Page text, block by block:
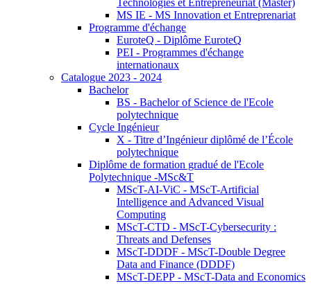
Technologies et Entrepreneuriat (Master)
MS IE - MS Innovation et Entreprenariat
Programme d'échange
EuroteQ - Diplôme EuroteQ
PEI - Programmes d'échange
internationaux
Catalogue 2023 - 2024
Bachelor
BS - Bachelor of Science de l'Ecole
polytechnique
Cycle Ingénieur
X - Titre d’Ingénieur diplômé de l’École
polytechnique
Diplôme de formation gradué de l'Ecole
Polytechnique -MSc&T
MScT-AI-ViC - MScT-Artificial
Intelligence and Advanced Visual
Computing
MScT-CTD - MScT-Cybersecurity :
Threats and Defenses
MScT-DDDF - MScT-Double Degree
Data and Finance (DDDF)
MScT-DEPP - MScT-Data and Economics